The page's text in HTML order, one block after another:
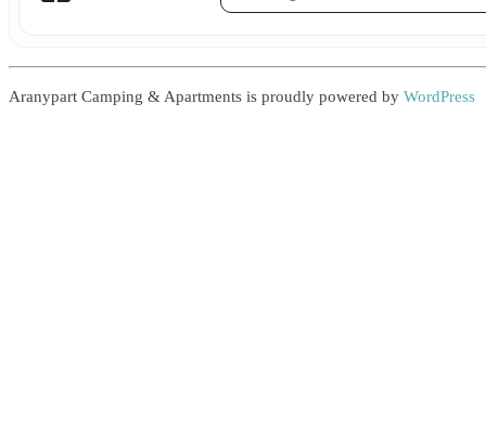
Aranypart Camping & Apartments is proudly powered by WordPress